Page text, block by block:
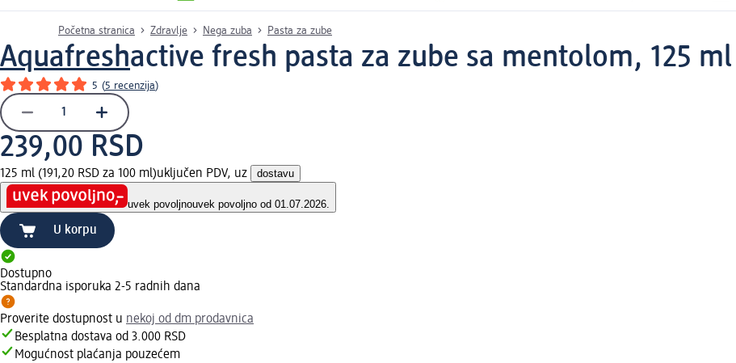
Početna stranica Zdravlje Nega zuba Pasta za zube
Aquafreshactive fresh pasta za zube sa mentolom, 125 ml
5 (5 recenzija)
239,00 RSD
125 ml (191,20 RSD za 100 ml)uključen PDV, uz dostavu
uvek povoljnouvek povoljno od 01.07.2026.
U korpu
Dostupno
Standardna isporuka 2-5 radnih dana
Proverite dostupnost u nekoj od dm prodavnica
Besplatna dostava od 3.000 RSD
Mogućnost plaćanja pouzećem